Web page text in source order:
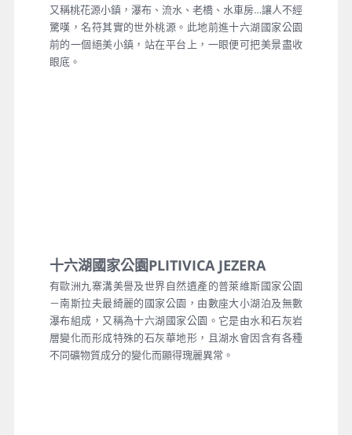
又稱桃花源小鎮，瀑布、流水、老橋、水車房…讓人不經
驚嘆，名符其實的世外桃源。此地前進十六湖國家公園
前的一個絕美小鎮，站在平台上，一眼便可把美景盡收
眼底。
十六湖國家公園PLITIVICA JEZERA
有歐洲九寨溝美譽及世界自然遺產的普萊維斯國家公園
－南斯拉夫最綺麗的國家公園，由數座大小湖泊及無數
瀑布組成，又稱為十六湖國家公園。它是由水和石灰岩
層變化而形成特殊的石灰華地形，且湖水會因含有各種
不同礦物質成分的變化而顯得瑰麗異常。